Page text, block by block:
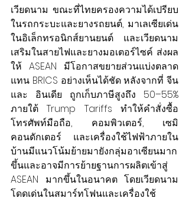
เวียดนาม ขณะที่ไทยครองความได้เปรียบ
ในรถกระบะและยางรถยนต์, มาเลเซียเด่น
ในอิเล็กทรอนิกส์ยานยนต์ และเวียดนาม
เสริมในสายไฟและยางมอเตอร์ไซค์ ส่งผล
ให้ ASEAN มีโอกาสขยายส่วนแบ่งตลาด
แทน BRICS อย่างเห็นได้ชัด หลังจากที่ จีน
และ อินเดีย ถูกเก็บภาษีสูงถึง 50–55%
ภายใต้ Trump Tariffs ทำให้คำสั่งซื้อ
โทรศัพท์มือถือ, คอมพิวเตอร์, เซมิ
คอนดักเตอร์ และเครื่องใช้ไฟฟ้าภายใน
บ้านมีแนวโน้มย้ายมายังกลุ่มอาเซียนมาก
ขึ้นและอาจมีการย้ายฐานการผลิตเข้าสู่
ASEAN มากขึ้นในอนาคต โดยเวียดนาม
โดดเด่นในสมาร์ทโฟนและเครื่องใช้